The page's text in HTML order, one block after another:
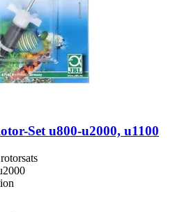
​Set u800-​u2000, u1100